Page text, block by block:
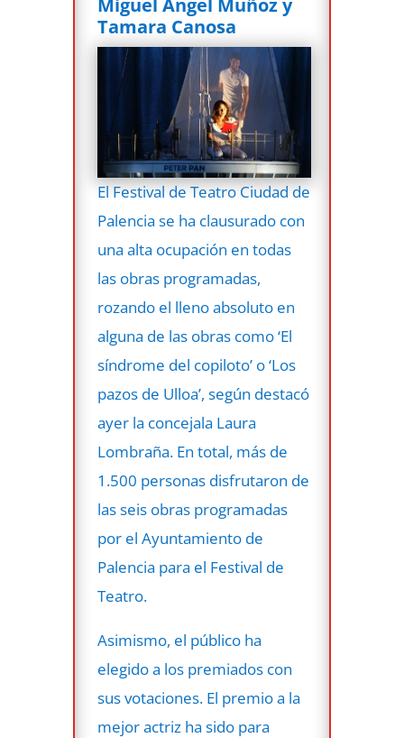
Tamara Canosa
El Festival de Teatro Ciudad de
Palencia se ha clausurado con
una alta ocupación en todas
las obras programadas,
rozando el lleno absoluto en
alguna de las obras como ‘El
síndrome del copiloto’ o ‘Los
pazos de Ulloa’, según destacó
ayer la concejala Laura
Lombraña. En total, más de
1.500 personas disfrutaron de
las seis obras programadas
por el Ayuntamiento de
Palencia para el Festival de
Teatro.
Asimismo, el público ha
elegido a los premiados con
sus votaciones. El premio a la
mejor actriz ha sido para